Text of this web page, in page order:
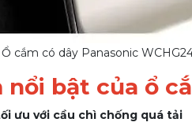
Ổ cắm có dây Panasonic
nổi bật của ổ
ưu với cầu chì chống quá tải